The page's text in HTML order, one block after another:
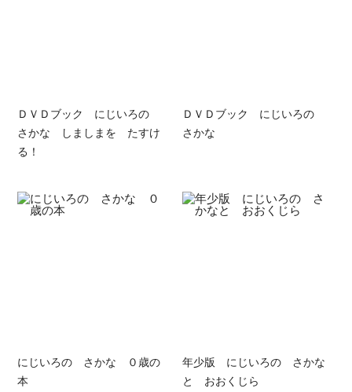
ＤＶＤブック にじいろの
さかな しましまを たすけ
る！
ＤＶＤブック にじいろの
さかな
にじいろの さかな ０歳の
本
年少版 にじいろの さかな
と おおくじら